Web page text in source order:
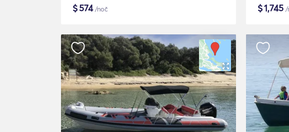
$574/noč $1,745 /